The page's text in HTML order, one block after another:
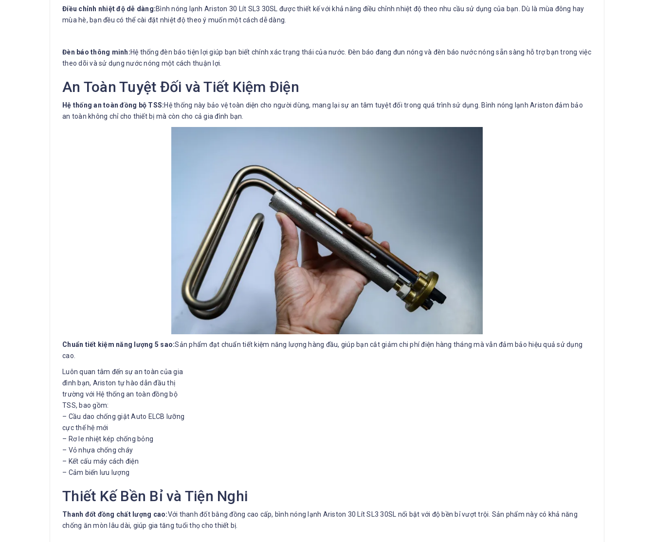
Điều chỉnh nhiệt độ dễ dàng:Bình nóng lạnh Ariston 30 Lít SL3 30SL được thiết kế với khả năng điều chỉnh nhiệt độ theo nhu cầu sử dụng của bạn. Dù là mùa đông hay
mùa hè, bạn đều có thể cài đặt nhiệt độ theo ý muốn một cách dễ dàng.
Đèn báo thông minh:Hệ thống đèn báo tiện lợi giúp bạn biết chính xác trạng thái của nước. Đèn báo đang đun nóng và đèn báo nước nóng sẵn sàng hỗ trợ bạn trong việc
theo dõi và sử dụng nước nóng một cách thuận lợi.
An Toàn Tuyệt Đối và Tiết Kiệm Điện
Hệ thống an toàn đồng bộ TSS:Hệ thống này bảo vệ toàn diện cho người dùng, mang lại sự an tâm tuyệt đối trong quá trình sử dụng. Bình nóng lạnh Ariston đảm bảo
an toàn không chỉ cho thiết bị mà còn cho cả gia đình bạn.
Chuẩn tiết kiệm năng lượng 5 sao:Sản phẩm đạt chuẩn tiết kiệm năng lượng hàng đầu, giúp bạn cắt giảm chi phí điện hàng tháng mà vẫn đảm bảo hiệu quả sử dụng
cao.
Luôn quan tâm đến sự an toàn của gia
đình bạn, Ariston tự hào dẫn đầu thị
trường với Hệ thống an toàn đồng bộ
TSS, bao gồm:
– Cầu dao chống giật Auto ELCB lưỡng
cực thế hệ mới
– Rơ le nhiệt kép chống bỏng
– Vỏ nhựa chống cháy
– Kết cấu máy cách điện
– Cảm biến lưu lượng
Thiết Kế Bền Bỉ và Tiện Nghi
Thanh đốt đồng chất lượng cao:Với thanh đốt bằng đồng cao cấp, bình nóng lạnh Ariston 30 Lít SL3 30SL nổi bật với độ bền bỉ vượt trội. Sản phẩm này có khả năng
chống ăn mòn lâu dài, giúp gia tăng tuổi thọ cho thiết bị.